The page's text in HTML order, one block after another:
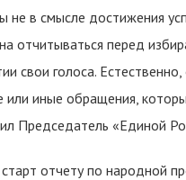
в смысле достижения
отчитываться перед
свои голоса.
или иные обращения,
Председатель «Единой
отчету по народной